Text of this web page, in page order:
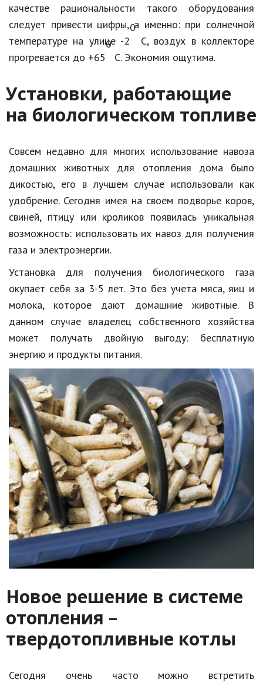
качестве рациональности такого оборудования
следует привести цифры, а именно: при солнечной
температуре на улице -2
0
С, воздух в коллекторе
прогревается до +65
0
С. Экономия ощутима.
Установки, работающие
на биологическом топливе
Совсем недавно для многих использование навоза
домашних животных для отопления дома было
дикостью, его в лучшем случае использовали как
удобрение. Сегодня имея на своем подворье коров,
свиней, птицу или кроликов появилась уникальная
возможность: использовать их навоз для получения
газа и электроэнергии.
Установка для получения биологического газа
окупает себя за 3-5 лет. Это без учета мяса, яиц и
молока, которое дают домашние животные. В
данном случае владелец собственного хозяйства
может получать двойную выгоду: бесплатную
энергию и продукты питания.
Новое решение в системе
отопления –
твердотопливные котлы
Сегодня очень часто можно встретить